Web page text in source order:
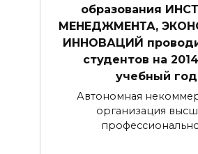
образования
МЕНЕДЖМЕНТА,
ИННОВАЦИЙ
студентов на
учебный год
Автономная
организация